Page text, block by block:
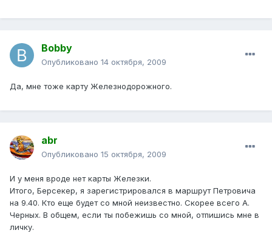
Bobby
Опубликовано 14 октября, 2009
Да, мне тоже карту Железнодорожного.
abr
Опубликовано 15 октября, 2009
И у меня вроде нет карты Железки.
Итого, Берсекер, я зарегистрировался в маршрут Петровича
на 9.40. Кто еще будет со мной неизвестно. Скорее всего А.
Черных. В общем, если ты побежишь со мной, отпишись мне в
личку.